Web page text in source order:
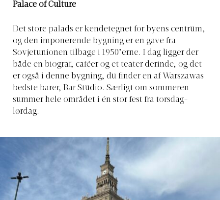
Palace of Culture
Det store palads er kendetegnet for byens centrum,
og den imponerende bygning er en gave fra
Sovjetunionen tilbage i 1950’erne. I dag ligger der
både en biograf, caféer og et teater derinde, og det
er også i denne bygning, du finder en af Warszawas
bedste barer, Bar Studio. Særligt om sommeren
summer hele området i én stor fest fra torsdag-
lørdag.